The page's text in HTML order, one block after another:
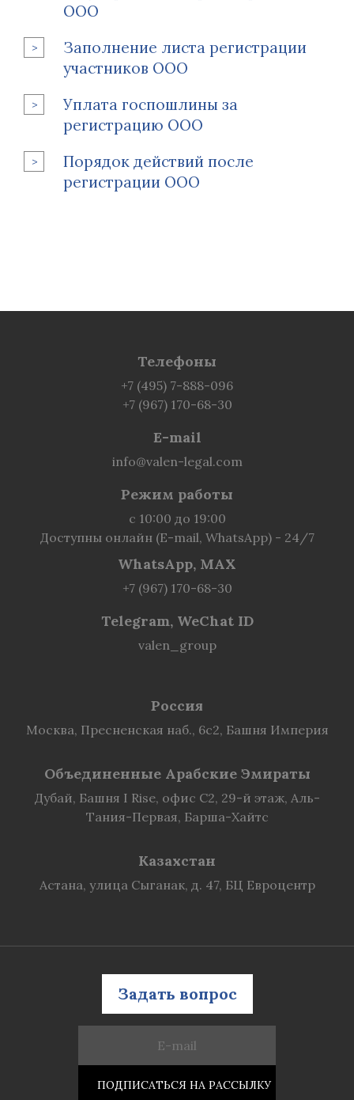
ООО
Заполнение листа регистрации
участников ООО
Уплата госпошлины за
регистрацию ООО
Порядок действий после
регистрации ООО
Телефоны
+7 (495) 7-888-096
+7 (967) 170-68-30
E-mail
info@valen-legal.com
Режим работы
с 10:00 до 19:00
Доступны онлайн (E-mail, WhatsApp) - 24/7
WhatsApp, MAX
+7 (967) 170-68-30
Telegram, WeChat ID
valen_group
Россия
Москва, Пресненская наб., 6с2, Башня Империя
Объединенные Арабские Эмираты
Дубай, Башня I Rise, офис C2, 29-й этаж, Аль-
Тания-Первая, Барша-Хайтс
Казахстан
Астана, улица Сыганак, д. 47, БЦ Евроцентр
Задать вопрос